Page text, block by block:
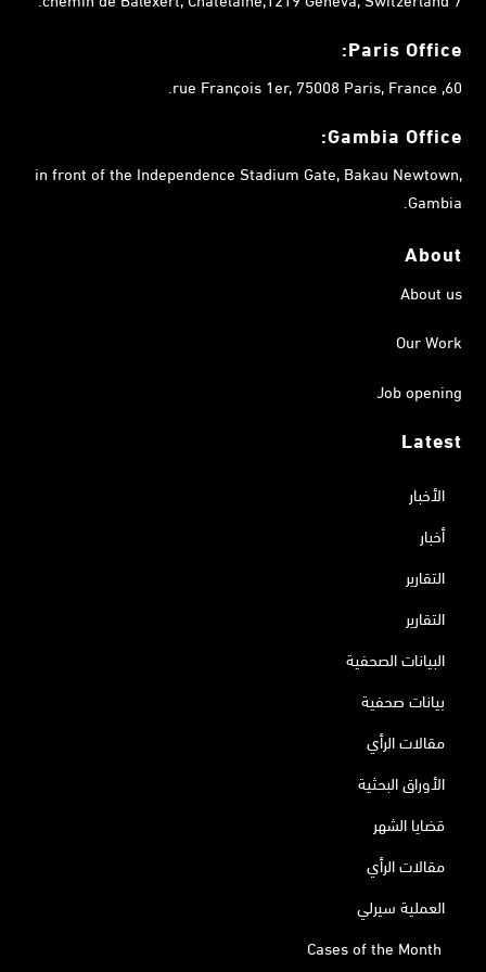
Paris Office:
60, rue François 1er, 75008 Paris, France.
Gambia Office:
in front of the Independence Stadium Gate, Bakau Newtown,
Gambia.
About
About us
Our Work
Job opening
Latest
الأخبار
أخبار
التقارير
التقارير
البيانات الصحفية
بيانات صحفية
مقالات الرأي
الأوراق البحثية
قضايا الشهر
مقالات الرأي
العملية سيرلي
Cases of the Month